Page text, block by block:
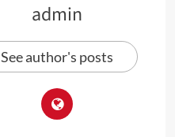
admin
See author's posts